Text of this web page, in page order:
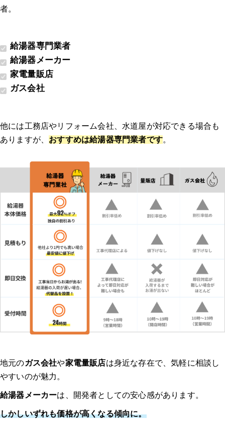
者。
給湯器専門業者
給湯器メーカー
家電量販店
ガス会社
他には工務店やリフォーム会社、水道屋が対応できる場合も
ありますが、 おすすめは給湯器専門業者です。
地元のガス会社や家電量販店は身近な存在で、気軽に相談し
やすいのが魅力。
給湯器メーカーは、開発者としての安心感があります。
しかしいずれも価格が高くなる傾向に。